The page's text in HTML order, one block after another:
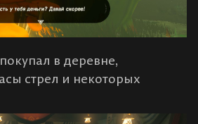
в деревне,
стрел и некоторых